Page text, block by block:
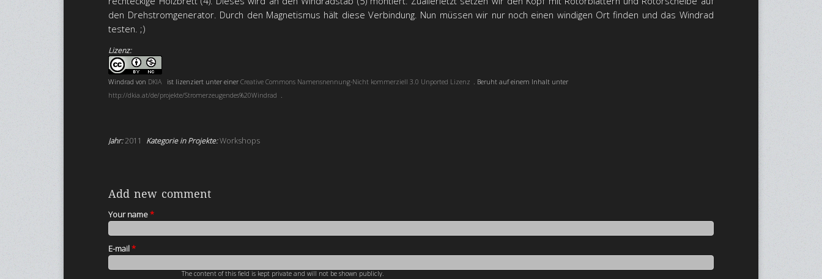
den Drehstromgenerator. Durch den Magnetismus hält diese Verbindung. Nun müssen wir nur noch einen windigen Ort finden und das Windrad
testen. ;)
Lizenz:
Windrad von DKIA ist lizenziert unter einerCreative Commons Namensnennung-Nicht kommerziell 3.0 Unported Lizenz
. Beruht auf einem Inhalt unter
http://dkia.at/de/projekte/Stromerzeugendes%20Windrad
Jahr:2011 Kategorie in Projekte:Workshops
Add new comment
Your name*
E-mail*
The content of this field is kept private and will not be shown publicly.